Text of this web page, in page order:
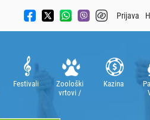
Prijava
Festivali
Zoološki
vrtovi /
Kazina